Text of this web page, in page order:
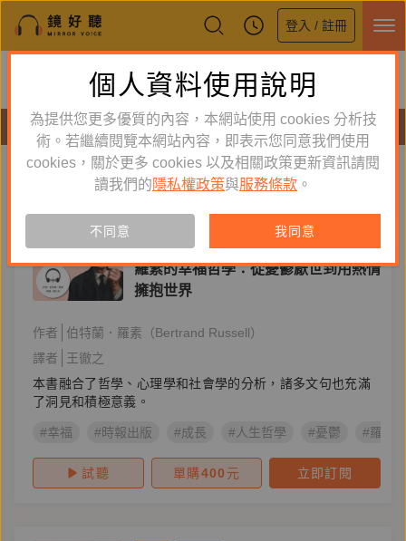
登入 / 註冊
鏡好聽全新APP上線
體驗全面升級，即刻下載
有聲書
人生哲學 新到舊 舊到新
有聲書
羅素的幸福哲學：從憂鬱厭世到用熱情
擁抱世界
作者
伯特蘭．羅素（Bertrand Russell）
譯者
王徹之
本書融合了哲學、心理學和社會學的分析，諸多文句也充滿
了洞見和積極意義。
#幸福 #時報出版 #成長 #人生哲學 #憂鬱 #羅素
試聽 單購400 元 立即訂閱
個人資料使用說明
為提供您更多優質的內容，本網站使用 cookies 分析技
術。若繼續閱覽本網站內容，即表示您同意我們使用
cookies，關於更多 cookies 以及相關政策更新資訊請閱
讀我們的 隱私權政策與服務條款 。
不同意 我同意